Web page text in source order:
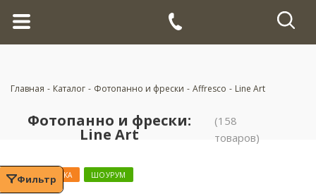
Главная - Каталог - Фотопанно и фрески - Affresco - Line Art
Фотопанно и фрески:
Line Art
(158
товаров)
ФильтрНОВИНКА ШОУРУМ